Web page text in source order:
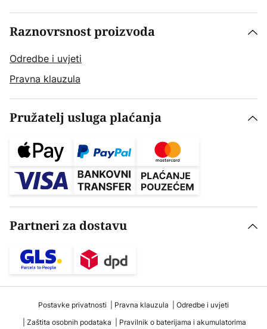
Raznovrsnost proizvoda
Odredbe i uvjeti
Pravna klauzula
Pružatelj usluga plaćanja
Partneri za dostavu
Postavke privatnosti Pravna klauzula
Odredbe i uvjeti
Zaštita osobnih podataka
Pravilnik o baterijama i akumulatorima